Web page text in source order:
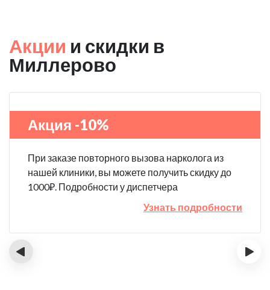
Акции и скидки в
Миллерово
Акция -10%
При заказе повторного вызова нарколога из
нашей клиники, вы можете получить скидку до
1000₽. Подробности у диспетчера
Узнать подробности
‹ ›